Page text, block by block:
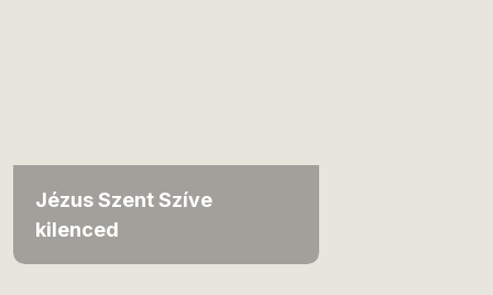
Jézus Szent Szíve
kilenced